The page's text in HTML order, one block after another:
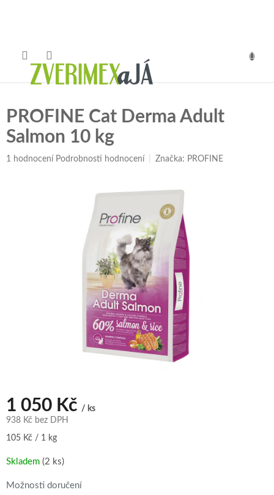
PROFINE Cat Derma Adult
Salmon 10 kg
Průměrné
1 hodnocení Podrobnosti hodnocení Značka: PROFINE
1 050 Kč / ks
938 Kč bez DPH
Měrná
105 Kč / 1 kg
Skladem (2 ks)
Možnosti doručení